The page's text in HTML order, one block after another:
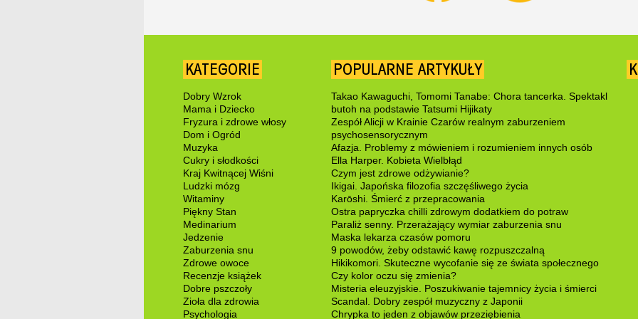
KATEGORIE
Dobry Wzrok
Mama i Dziecko
Fryzura i zdrowe włosy
Dom i Ogród
Muzyka
Cukry i słodkości
Kraj Kwitnącej Wiśni
Ludzki mózg
Witaminy
Piękny Stan
Medinarium
Jedzenie
Zaburzenia snu
Zdrowe owoce
Recenzje książek
Dobre pszczoły
Zioła dla zdrowia
Psychologia
POPULARNE ARTYKUŁY
Takao Kawaguchi, Tomomi Tanabe: Chora tancerka. Spektakl
butoh na podstawie Tatsumi Hijikaty
Zespół Alicji w Krainie Czarów realnym zaburzeniem
psychosensorycznym
Afazja. Problemy z mówieniem i rozumieniem innych osób
Ella Harper. Kobieta Wielbłąd
Czym jest zdrowe odżywianie?
Ikigai. Japońska filozofia szczęśliwego życia
Karōshi. Śmierć z przepracowania
Ostra papryczka chilli zdrowym dodatkiem do potraw
Paraliż senny. Przerażający wymiar zaburzenia snu
Maska lekarza czasów pomoru
9 powodów, żeby odstawić kawę rozpuszczalną
Hikikomori. Skuteczne wycofanie się ze świata społecznego
Czy kolor oczu się zmienia?
Misteria eleuzyjskie. Poszukiwanie tajemnicy życia i śmierci
Scandal. Dobry zespół muzyczny z Japonii
Chrypka to jeden z objawów przeziębienia